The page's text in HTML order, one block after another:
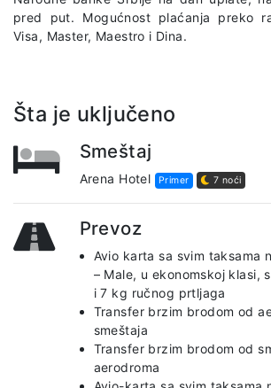
pred put. Mogućnost plaćanja preko
Visa, Master, Maestro i Dina.
Šta je uključeno
Smeštaj
Arena Hotel Primer 7 noći
Prevoz
Avio karta sa svim taksama
– Male, u ekonomskoj klasi,
i 7 kg ručnog prtljaga
Transfer brzim brodom od
smeštaja
Transfer brzim brodom od
aerodroma